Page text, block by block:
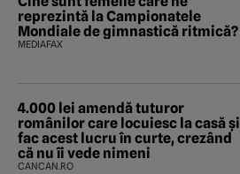
reprezintă la Campionatele
Mondiale de gimnastică ritmică?
MEDIAFAX
4.000 lei amendă tuturor
românilor care locuiesc la casă și
fac acest lucru în curte, crezând
că nu îi vede nimeni
CANCAN.RO